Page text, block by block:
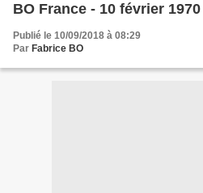
BO France - 10 février 1970
Publié le 10/09/2018 à 08:29
Par Fabrice BO